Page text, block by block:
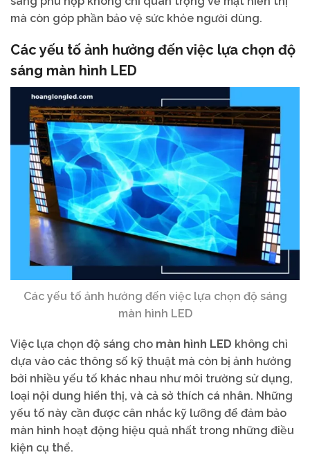
mà còn góp phần bảo vệ sức khỏe người dùng.
Các yếu tố ảnh hưởng đến việc lựa chọn độ
sáng màn hình LED
Các yếu tố ảnh hưởng đến việc lựa chọn độ sáng
màn hình LED
Việc lựa chọn độ sáng cho màn hình LED không chỉ
dựa vào các thông số kỹ thuật mà còn bị ảnh hưởng
bởi nhiều yếu tố khác nhau như môi trường sử dụng,
loại nội dung hiển thị, và cả sở thích cá nhân. Những
yếu tố này cần được cân nhắc kỹ lưỡng để đảm bảo
màn hình hoạt động hiệu quả nhất trong những điều
kiện cụ thể.